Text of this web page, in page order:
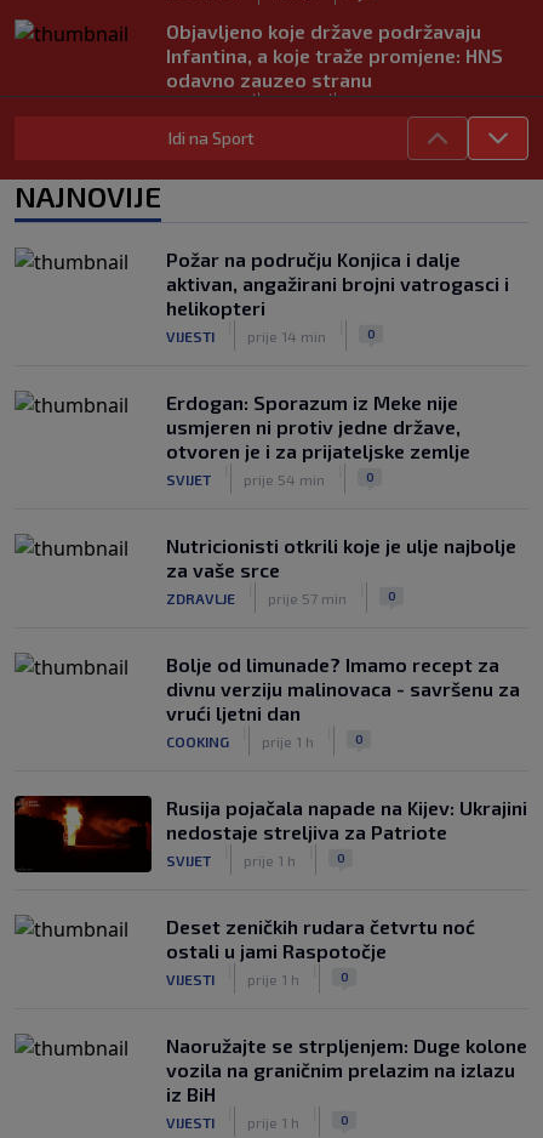
Objavljeno koje države podržavaju
Infantina, a koje traže promjene: HNS
odavno zauzeo stranu
| |
UEFA pokreće istragu: Je li Infantino
Francuzi ne podržavaju Infantina, ali ga
nisu pozvali na ostavku
NOGOMET
|
Idi na Sport
NAJNOVIJE
Požar na području Konjica i dalje
aktivan, angažirani brojni vatrogasci i
helikopteri
VIJESTI prije 14 min 0
Erdogan: Sporazum iz Meke nije
usmjeren ni protiv jedne države,
otvoren je i za prijateljske zemlje
SVIJET prije 54 min 0
Nutricionisti otkrili koje je ulje najbolje
za vaše srce
ZDRAVLJE prije 57 min 0
Bolje od limunade? Imamo recept za
divnu verziju malinovaca - savršenu za
vrući ljetni dan
COOKING prije 1 h 0
Rusija pojačala napade na Kijev: Ukrajini
nedostaje streljiva za Patriote
SVIJET prije 1 h 0
Deset zeničkih rudara četvrtu noć
ostali u jami Raspotočje
VIJESTI prije 1 h 0
Naoružajte se strpljenjem: Duge kolone
vozila na graničnim prelazim na izlazu
iz BiH
VIJESTI prije 1 h 0